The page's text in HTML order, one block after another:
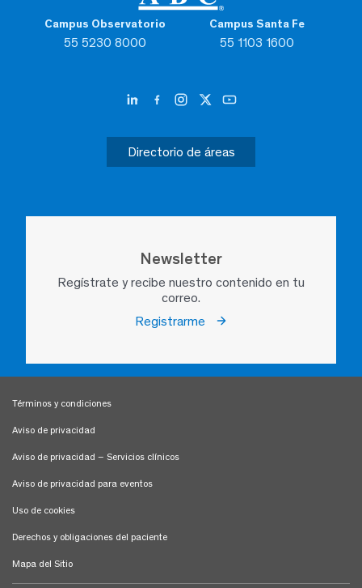
Campus Observatorio
55 5230 8000
Campus Santa Fe
55 1103 1600
Directorio de áreas
Newsletter
Regístrate y recibe nuestro contenido en tu
correo.
Registrarme
Términos y condiciones
Aviso de privacidad
Aviso de privacidad – Servicios clínicos
Aviso de privacidad para eventos
Uso de cookies
Derechos y obligaciones del paciente
Mapa del Sitio